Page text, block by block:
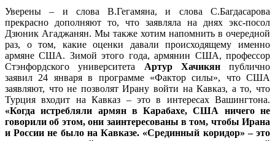
Уверены – и слова В.Гегамяна, и слова С.Багдасарова
прекрасно дополняют то, что заявляла на днях экс-посол
Дзюник Агаджанян. Мы также хотим напомнить в очередной
раз, о том, какие оценки давали происходящему именно
армяне США. Зимой этого года, армянин США, профессор
Стэнфордского университета Артур Хачикянпублично
заявил 24 января в программе «Фактор силы», что США
заявляют, что не позволят Ирану войти на Кавказ, а то, что
Турция входит на Кавказ – это в интересах Вашингтона.
«Когда истребляли армян в Карабахе, США ничего не
говорили об этом, они заинтересованы в том, чтобы Ирана
и России не было на Кавказе. «Срединный коридор» – это